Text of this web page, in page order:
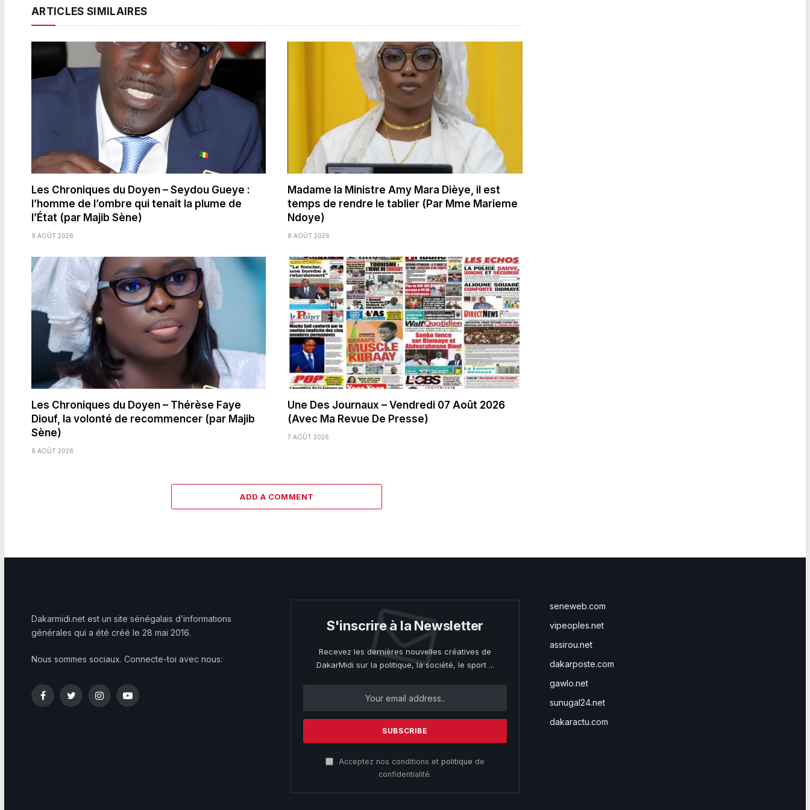
ARTICLES SIMILAIRES
Les Chroniques du Doyen – Seydou Gueye :
l’homme de l’ombre qui tenait la plume de
l’État (par Majib Sène)
9 AOÛT 2026
Madame la Ministre Amy Mara Dièye, il est
temps de rendre le tablier (Par Mme Marieme
Ndoye)
8 AOÛT 2026
Les Chroniques du Doyen – Thérèse Faye
Diouf, la volonté de recommencer (par Majib
Sène)
8 AOÛT 2026
Une Des Journaux – Vendredi 07 Août 2026
(Avec Ma Revue De Presse)
7 AOÛT 2026
ADD A COMMENT
Dakarmidi.net est un site sénégalais d’informations
générales qui a été créé le 28 mai 2016.
Nous sommes sociaux. Connecte-toi avec nous:
FacebookTwitterInstagramYouTube
S'inscrire à la Newsletter
Recevez les dernières nouvelles créatives de
DakarMidi sur la politique, la société, le sport ...
Acceptez nos conditions et politique de
confidentialité.
seneweb.com
vipeoples.net
assirou.net
dakarposte.com
gawlo.net
sunugal24.net
dakaractu.com